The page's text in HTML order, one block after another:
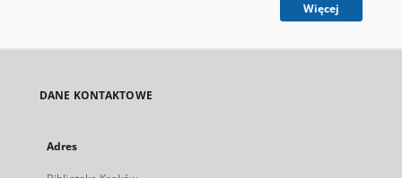
Więcej
DANE KONTAKTOWE
Adres